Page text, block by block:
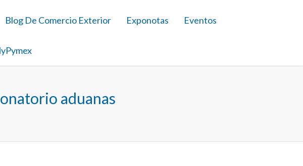
Blog De Comercio Exterior Exponotas Eventos
aduanas